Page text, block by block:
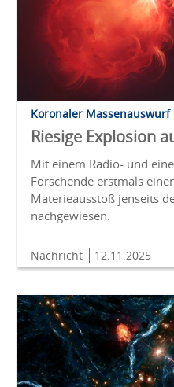
Koronaler Massenauswurf
Riesige Explosion
Mit einem Radio- und
Forschende erstmals
Materieausstoß jenseits
nachgewiesen.
Nachricht 12.11.2025